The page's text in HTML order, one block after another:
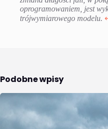
oprogramowaniem, jest
trójwymiarowego modelu.
Podobne wpisy